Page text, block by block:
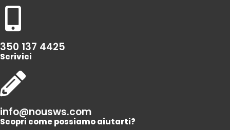
350 137 4425
Scrivici
info@nousws.com
Scopri come possiamo aiutarti?